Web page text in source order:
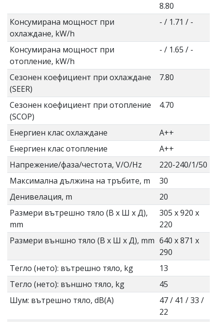
8.80
Консумирана мощност при
охлаждане, kW/h
- / 1.71 / -
Консумирана мощност при
отопление, kW/h
- / 1.65 / -
Сезонен коефициент при охлаждане
(SEER)
7.80
Сезонен коефициент при отопление
(SCOP)
4.70
Енергиен клас охлаждане
А++
Енергиен клас отопление
А++
Напрежение/фаза/честота, V/O/Hz
220-240/1/50
Максимална дължина на тръбите, m
30
Денивелация, m
20
Размери вътрешно тяло (В x Ш x Д),
mm
305 x 920 x
220
Размери външно тяло (В x Ш x Д), mm 640 x 871 x
290
Тегло (нето): вътрешно тяло, kg
13
Тегло (нето): външно тяло, kg
45
Шум: вътрешно тяло, dB(A)
47 / 41 / 33 /
22